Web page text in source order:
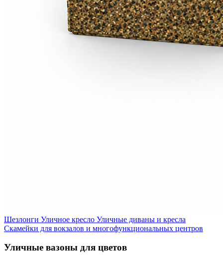
Шезлонги Уличное кресло Уличные диваны и кресла
Скамейки для вокзалов и многофункциональных центров
Уличные вазоны для цветов